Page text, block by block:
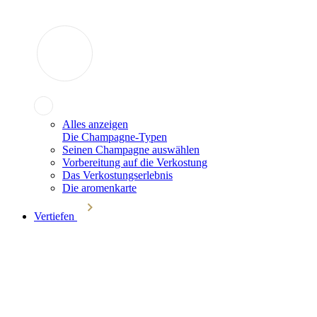
Alles anzeigen
Die Champagne-Typen
Seinen Champagne auswählen
Vorbereitung auf die Verkostung
Das Verkostungserlebnis
Die aromenkarte
Vertiefen